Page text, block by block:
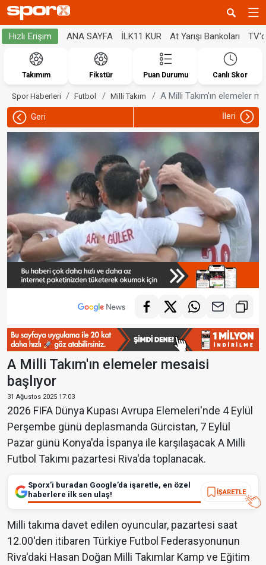
Hızlı Erişim ANA SAYFA İLK11 KUR At Yarışı Bankoları
Takımım Fikstür Puan Durumu Canlı Skor
Spor Haberleri Futbol Milli Takım A Milli Takım'ın elemeler
Geri İleri
A Milli Takım'ın elemeler mesaisi
başlıyor
31 Ağustos 2025 17:03
2026 FIFA Dünya Kupası Avrupa Elemeleri'nde 4 Eylül
Perşembe günü deplasmanda Gürcistan, 7 Eylül
Pazar günü Konya'da İspanya ile karşılaşacak A Milli
Futbol Takımı pazartesi Riva'da toplanacak.
Sporx’i buradan Google’da işaretle, en özel
haberlere ilk sen ulaş!
İŞARETLE
Milli takıma davet edilen oyuncular, pazartesi saat
12.00'den itibaren Türkiye Futbol Federasyonunun
Riva'daki Hasan Doğan Milli Takımlar Kamp ve Eğitim